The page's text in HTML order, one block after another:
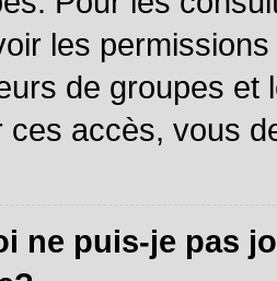
les
de groupes et
ces accès, vous
ne puis-je pas